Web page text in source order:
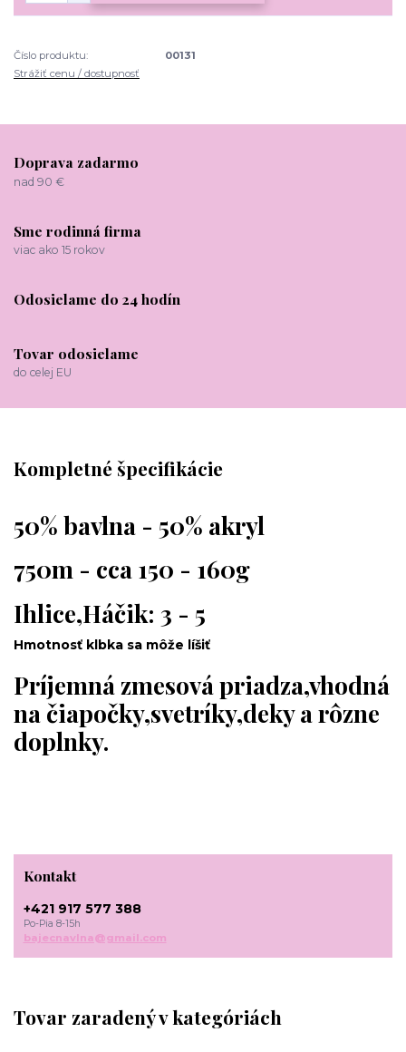
Číslo produktu:
00131
Strážiť cenu / dostupnosť
Doprava zadarmo
nad 90 €
Sme rodinná firma
viac ako 15 rokov
Odosielame do 24 hodín
Tovar odosielame
do celej EU
Kompletné špecifikácie
50% bavlna - 50% akryl
750m - cca 150 - 160g
Ihlice,Háčik: 3 - 5
Hmotnosť klbka sa môže líšiť
Príjemná zmesová priadza,vhodná
na čiapočky,svetríky,deky a rôzne
doplnky.
Tovar zaradený v kategóriách
Kontakt
+421 917 577 388
Po-Pia 8-15h
bajecnavlna@gmail.com